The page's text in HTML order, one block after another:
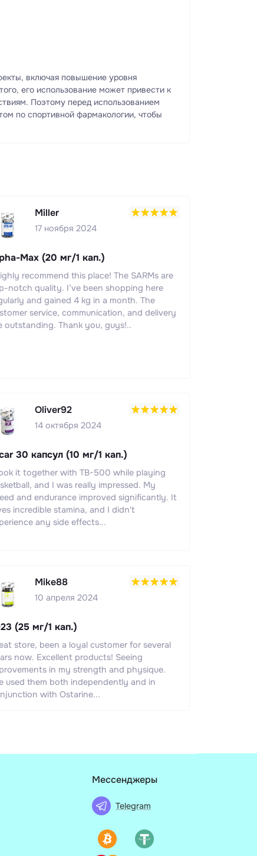
включая повышение уровня
его использование может привести к
Поэтому перед использованием
по спортивной фармакологии, чтобы
Miller
17 ноября 2024
Max (20 мг/1 кап.)
recommend this place! The SARMs are
notch quality. I’ve been shopping here
and gained 4 kg in a month. The
service, communication, and delivery
outstanding. Thank you, guys!..
Oliver92
14 октября 2024
30 капсул (10 мг/1 кап.)
it together with TB-500 while playing
and I was really impressed. My
and endurance improved significantly. It
incredible stamina, and I didn't
any side effects...
Mike88
10 апреля 2024
(25 мг/1 кап.)
store, been a loyal customer for several
now. Excellent products! Seeing
in my strength and physique.
used them both independently and in
with Ostarine...
Мессенджеры
Telegram